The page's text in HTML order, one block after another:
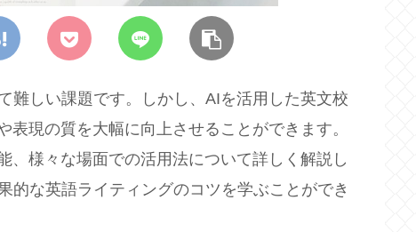
難しい課題です。しかし、AIを活用した英文校
現の質を大幅に向上させることができます。
、様々な場面での活用法について詳しく解説し
的な英語ライティングのコツを学ぶことができ